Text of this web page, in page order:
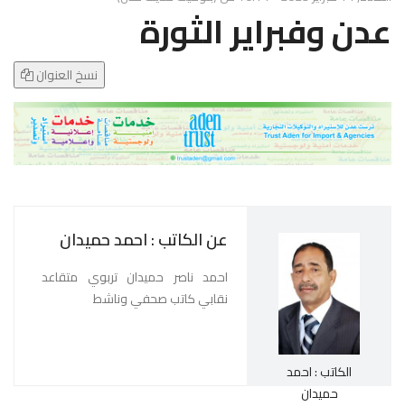
e
v
i
g
a
عدن وفبراير الثورة
نسخ العنوان
الكاتب : احمد
حميدان
عن الكاتب : احمد حميدان
احمد ناصر حميدان تربوي متقاعد
نقابي كاتب صحفي وناشط